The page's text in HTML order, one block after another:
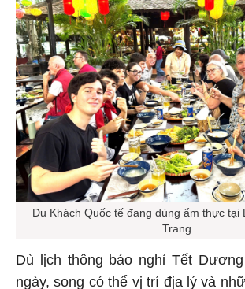
Du Khách Quốc tế đang dùng ẩm thực tại
Trang
Dù lịch thông báo nghỉ Tết
ngày, song có thể vị trí địa lý và